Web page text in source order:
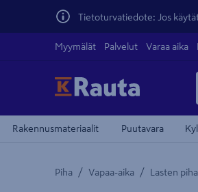
Tietoturvatiedote: Jos
Myymälät Palvelut Varaa aika
Rakennusmateriaalit Puutavara
Piha / Vapaa-aika / Lasten piha